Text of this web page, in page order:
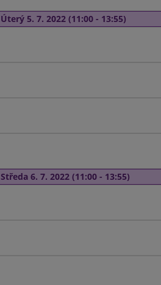
Úterý 5. 7. 2022 (11:00 - 13:55)
Středa 6. 7. 2022 (11:00 - 13:55)